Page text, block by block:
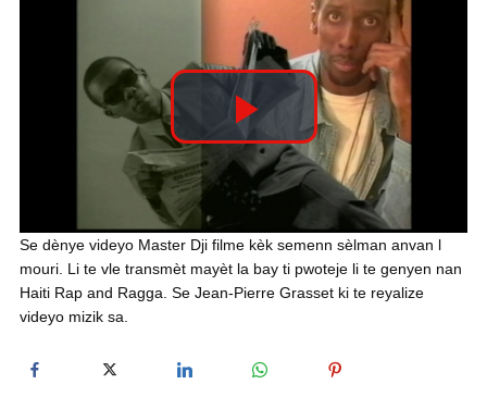
P
l
a
y
Se dènye videyo Master Dji filme kèk semenn sèlman anvan l
mouri. Li te vle transmèt mayèt la bay ti pwoteje li te genyen nan
Haiti Rap and Ragga. Se Jean-Pierre Grasset ki te reyalize
videyo mizik sa.